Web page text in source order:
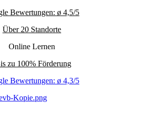
Bewertungen: ø 4,5/5
Über 20 Standorte
Online Lernen
zu 100% Förderung
Bewertungen: ø 4,3/5